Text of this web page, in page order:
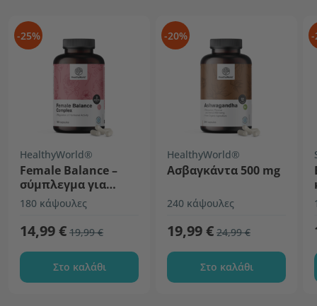
-25%
HealthyWorld®
Female Balance –
σύμπλεγμα για
γυναίκες
180 κάψουλες
14,99 € 19,99 €
Στο καλάθι
-20%
HealthyWorld®
Ασβαγκάντα 500 mg
240 κάψουλες
19,99 € 24,99 €
Στο καλάθι
-